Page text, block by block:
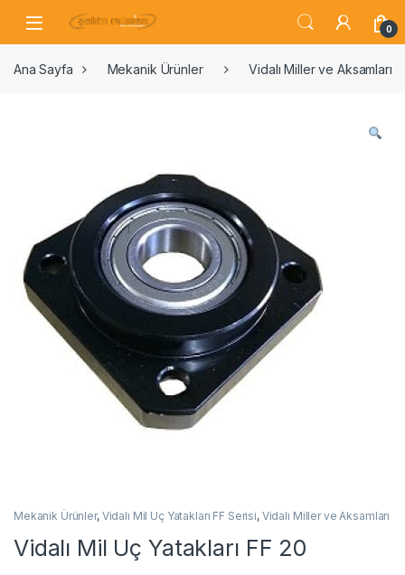
0
Ana Sayfa Mekanik Ürünler Vidalı Miller ve Aksamları
Mekanik Ürünler, Vidalı Mil Uç Yatakları FF Serisi, Vidalı Miller ve Aksamları
Vidalı Mil Uç Yatakları FF 20